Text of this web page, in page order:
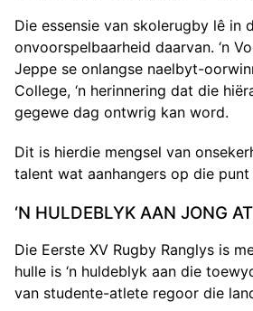
Die essensie van skolerugby lê in
onvoorspelbaarheid daarvan. ‘n
Jeppe se onlangse naelbyt-
College, ‘n herinnering dat die
gegewe dag ontwrig kan word.
Dit is hierdie mengsel van
talent wat aanhangers op die
‘N HULDEBLYK AAN JONG
Die Eerste XV Rugby Ranglys is
hulle is ‘n huldeblyk aan die
van studente-atlete regoor die